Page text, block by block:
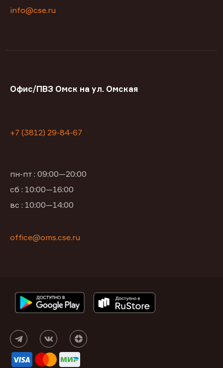
info@cse.ru
Офис/ПВЗ Омск на ул. Омская
+7 (3812) 29-84-67
пн-пт : 09:00—20:00
сб : 10:00—16:00
вс : 10:00—14:00
office@oms.cse.ru